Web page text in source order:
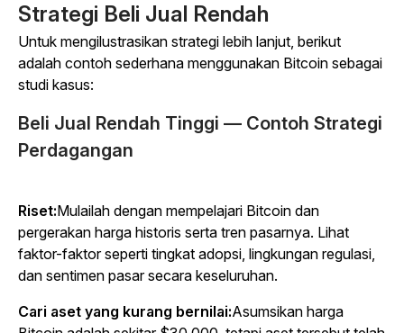
Strategi Beli Jual Rendah
Untuk mengilustrasikan strategi lebih lanjut, berikut
adalah contoh sederhana menggunakan Bitcoin sebagai
studi kasus:
Beli Jual Rendah Tinggi — Contoh Strategi
Perdagangan
Riset:Mulailah dengan mempelajari Bitcoin dan
pergerakan harga historis serta tren pasarnya. Lihat
faktor-faktor seperti tingkat adopsi, lingkungan regulasi,
dan sentimen pasar secara keseluruhan.
Cari aset yang kurang bernilai:Asumsikan harga